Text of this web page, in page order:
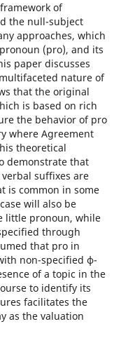
of
the null-subject
approaches, which
(pro), and its
paper discusses
nature of
that the original
is based on rich
the behavior of pro
where Agreement
theoretical
demonstrate that
suffixes are
is common in some
will also be
little pronoun, while
through
that pro in
non-specified ɸ-
of a topic in the
to identify its
facilitates the
as the valuation